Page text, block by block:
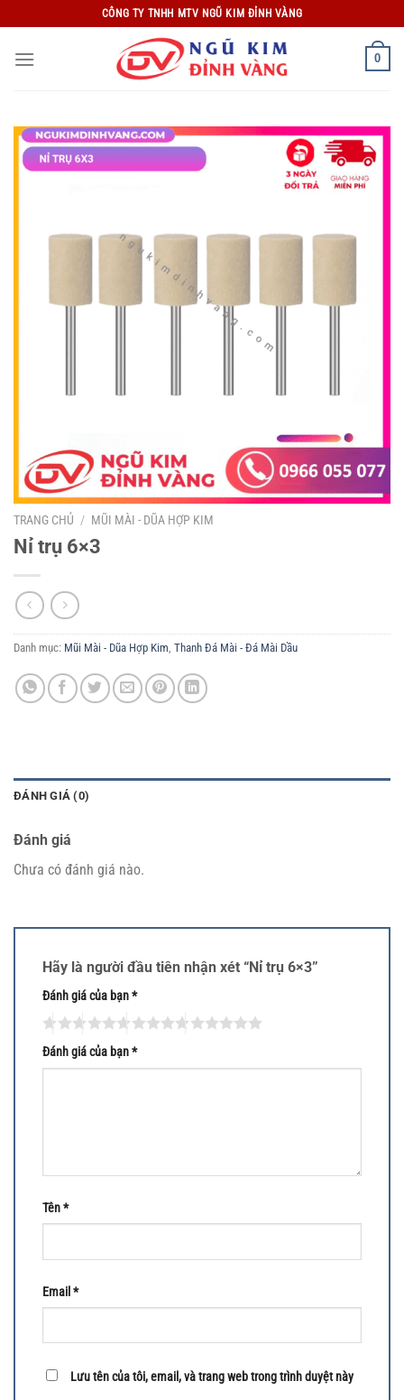
qua
nội
CÔNG TY TNHH MTV NGŨ KIM ĐỈNH VÀNG
0
TRANG CHỦ / MŨI MÀI - DŨA HỢP KIM
Nỉ trụ 6×3
Danh mục: Mũi Mài - Dũa Hợp Kim, Thanh Đá Mài - Đá Mài Dầu
ĐÁNH GIÁ (0)
Đánh giá
Chưa có đánh giá nào.
Hãy là người đầu tiên nhận xét “Nỉ trụ 6×3”
Đánh giá của bạn*
Đánh giá của bạn*
Tên*
Email *
Lưu tên của tôi, email, và trang web trong trình duyệt này